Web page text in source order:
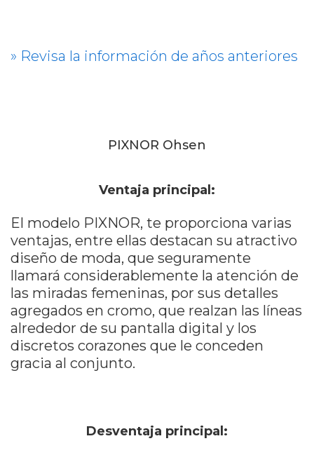
» Revisa la información de años anteriores
PIXNOR Ohsen
Ventaja principal:
El modelo PIXNOR, te proporciona varias
ventajas, entre ellas destacan su atractivo
diseño de moda, que seguramente
llamará considerablemente la atención de
las miradas femeninas, por sus detalles
agregados en cromo, que realzan las líneas
alrededor de su pantalla digital y los
discretos corazones que le conceden
gracia al conjunto.
Desventaja principal: